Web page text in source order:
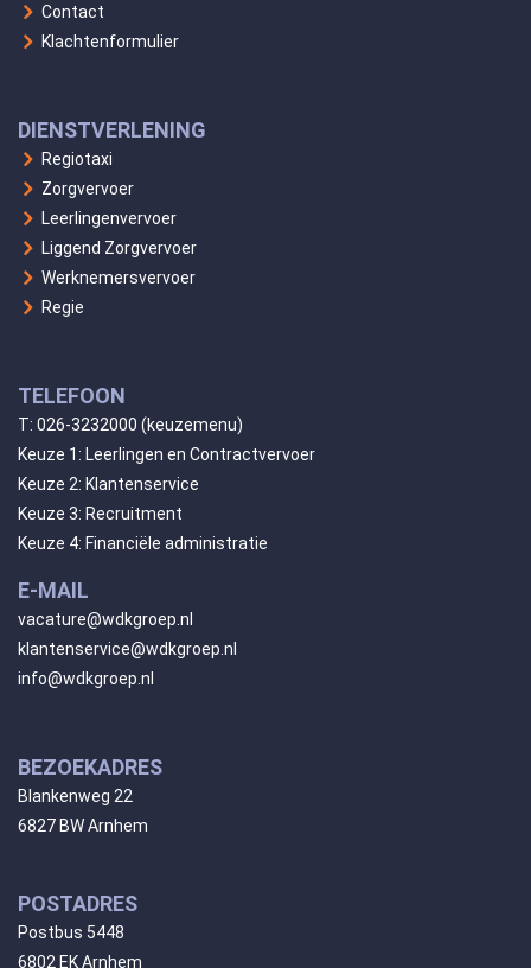
Contact
Klachtenformulier
DIENSTVERLENING
Regiotaxi
Zorgvervoer
Leerlingenvervoer
Liggend Zorgvervoer
Werknemersvervoer
Regie
TELEFOON
T: 026-3232000 (keuzemenu)
Keuze 1: Leerlingen en Contractvervoer
Keuze 2: Klantenservice
Keuze 3: Recruitment
Keuze 4: Financiële administratie
E-MAIL
vacature@wdkgroep.nl
klantenservice@wdkgroep.nl
info@wdkgroep.nl
BEZOEKADRES
Blankenweg 22
6827 BW Arnhem
POSTADRES
Postbus 5448
6802 EK Arnhem